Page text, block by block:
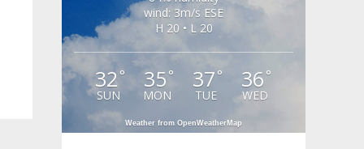
wind: 3m/s ESE
H 20 • L 20
32 °
SUN
35 °
MON
37 °
TUE
36 °
WED
Weather from OpenWeatherMap